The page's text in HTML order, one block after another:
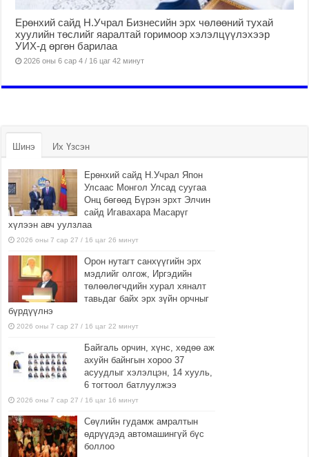
Ерөнхий сайд Н.Учрал Бизнесийн эрх чөлөөний тухай
хуулийн төслийг яаралтай горимоор хэлэлцүүлэхээр
УИХ-д өргөн барилаа
2026 оны 6 сар 4 / 16 цаг 42 минут
Шинэ Их Үзсэн
Ерөнхий сайд Н.Учрал Япон
Улсаас Монгол Улсад суугаа
Онц бөгөөд Бүрэн эрхт Элчин
сайд Игавахара Масарүг
хүлээн авч уулзлаа
2026 оны 7 сар 27 / 16 цаг 26 минут
Орон нутагт санхүүгийн эрх
мэдлийг олгож, Иргэдийн
төлөөлөгчдийн хурал хяналт
тавьдаг байх эрх зүйн орчныг
бүрдүүлнэ
2026 оны 7 сар 27 / 16 цаг 22 минут
Байгаль орчин, хүнс, хөдөө аж
ахуйн байнгын хороо 37
асуудлыг хэлэлцэн, 14 хууль,
6 тогтоол батлуулжээ
2026 оны 7 сар 27 / 16 цаг 16 минут
Сөүлийн гудамж амралтын
өдрүүдэд автомашингүй бүс
боллоо